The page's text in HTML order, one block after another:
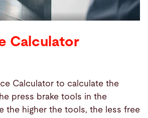
· Vietnamese Tiếp xúc myBystronic
Calculator
Calculator to calculate the
press brake tools in the
the higher the tools, the less free